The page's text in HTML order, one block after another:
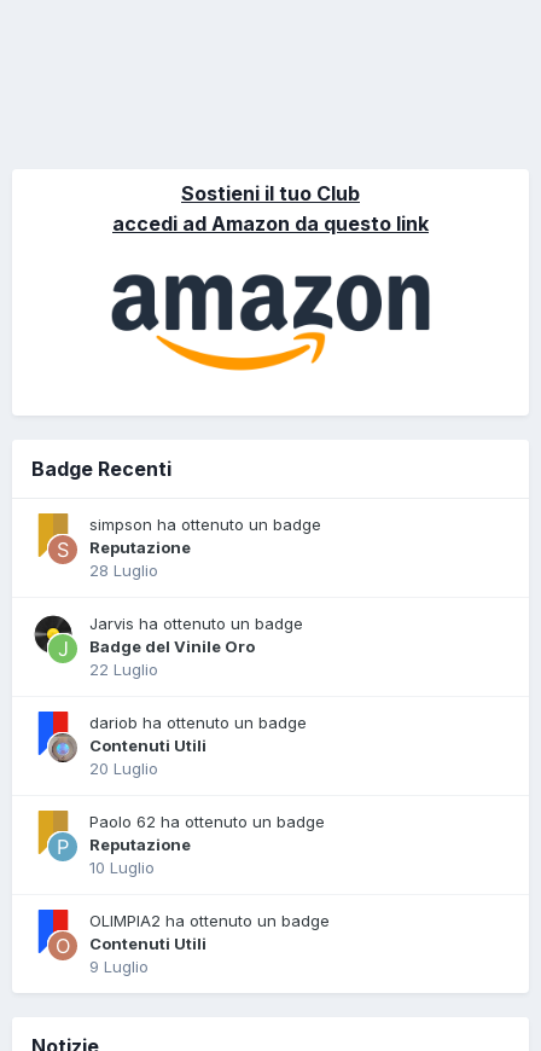
Sostieni il tuo Club
accedi ad Amazon da questo link
Badge Recenti
simpson ha ottenuto un badge
Reputazione
28 Luglio
Jarvis ha ottenuto un badge
Badge del Vinile Oro
22 Luglio
dariob ha ottenuto un badge
Contenuti Utili
20 Luglio
Paolo 62 ha ottenuto un badge
Reputazione
10 Luglio
OLIMPIA2 ha ottenuto un badge
Contenuti Utili
9 Luglio